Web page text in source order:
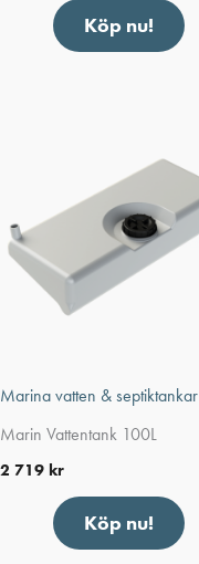
Köp nu!
Marina vatten & septiktankar
Marin Vattentank 100L
2 719 kr
Köp nu!